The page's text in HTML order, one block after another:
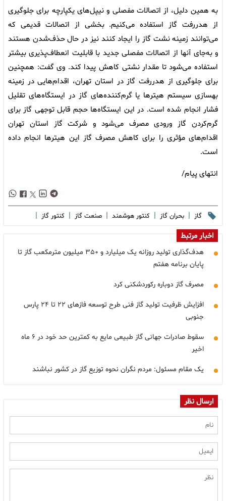
به همین دلیل، از اتصالات مفصلی و نیپل‌های یکپارچه برای جلوگیری
از هدررفت گاز استفاده می‌کنیم. بخشی از اتصالات قدیمی که
می‌توانند زمینه نشت گاز را ایجاد کنند نیز در حال حذف‌شدن هستند
و به‌جای آنها از اتصالات مفصلی جدید با قابلیت انعطاف‌پذیری بیشتر
استفاده می‌شود تا مقدار نشتی کاهش پیدا کند. وی گفت: همچنین
برای جلوگیری از هدررفت گاز در استان تهران، اقدام‌هایی در زمینه
بهسازی سیستم هیتر‌ها یا گرم‌کننده‌های گاز در ایستگاه‌های تقلیل
فشار انجام شده است. در این ایستگاه‌ها حجم قابل توجهی گاز برای
گرم‌کردن گاز ورودی مصرف می‌شود و شرکت گاز استان تهران
اقدام‎‌های مؤثری را برای کاهش مصرف گاز این هیتر‌ها انجام داده
است.
انتهای پیام/
گاز | بحران گاز | کنتور هوشمند | صنعت گاز | کنتور گاز |
اخبار مرتبط
هدف‌گذاری تولید روزانه یک میلیارد و ۳۵۰ میلیون مترمکعب گاز تا
پایان برنامه هفتم
مصرف گاز دوباره رکوردشکنی کرد
افزایش ظرفیت تولید گاز فنی طرح توسعه فازهای ۲۲ تا ۲۴ پارس
جنوبی
سقوط صادرات جهانی گاز طبیعی مایع به کمترین حد خود در ۶ ماه
اخیر
یک مقام مسئول: مردم نگران نحوه توزیع گاز در کشور نباشند
ارسال نظر